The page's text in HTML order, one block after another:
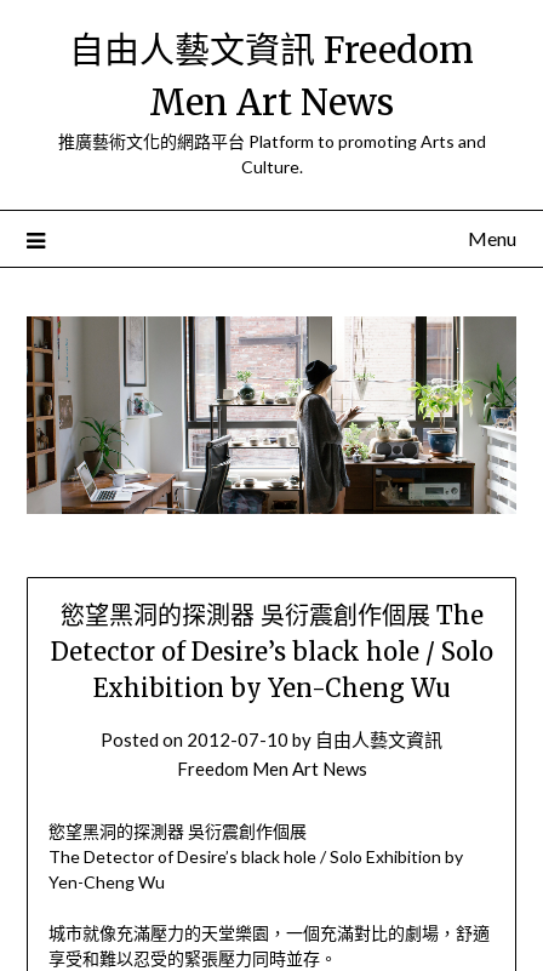
自由人藝文資訊 Freedom
Men Art News
推廣藝術文化的網路平台 Platform to promoting Arts and
Culture.
Menu
慾望黑洞的探測器 吳衍震創作個展 The
Detector of Desire’s black hole / Solo
Exhibition by Yen-Cheng Wu
Posted on 2012-07-10 by 自由人藝文資訊
Freedom Men Art News
慾望黑洞的探測器 吳衍震創作個展
The Detector of Desire’s black hole / Solo Exhibition by
Yen-Cheng Wu
城市就像充滿壓力的天堂樂園，一個充滿對比的劇場，舒適
享受和難以忍受的緊張壓力同時並存。